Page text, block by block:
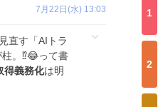
7月22日(水) 13:03
直す「AIトラ
。⁉️😂って書
得義務化は明
1
2